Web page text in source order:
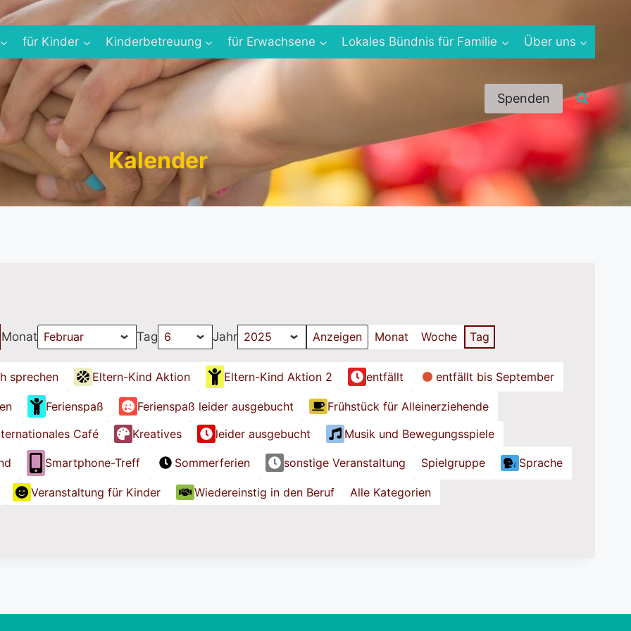
für Kinder Kinderbetreuung für Erwachsene Lokales Bündnis für Familie Über uns
Spenden
Kalender
Monat Tag Jahr Monat Woche Tag
sprechen Eltern-Kind Aktion Eltern-Kind Aktion 2 entfällt entfällt bis September
Ferienspaß Ferienspaß leider ausgebucht
Frühstück für Alleinerziehende
Café Kreatives leider ausgebucht Musik und Bewegungsspiele
Smartphone-Treff Sommerferien sonstige Veranstaltung Spielgruppe Sprache
Veranstaltung für Kinder Wiedereinstig in den Beruf
Alle Kategorien